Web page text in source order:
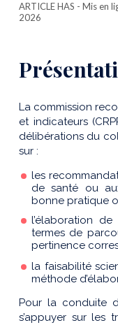
ARTICLE HAS - Mis en
2026
La commission
et indicateurs
délibérations du
sur :
les
de santé ou
bonne pratique
l’élaboration
termes de
pertinence
la faisabilité
méthode
Pour la conduite
s’appuyer sur les